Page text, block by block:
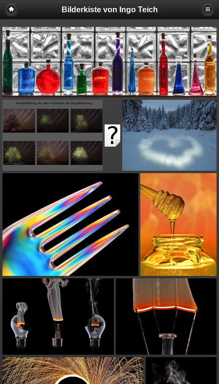
Bilderkiste von Ingo Teich